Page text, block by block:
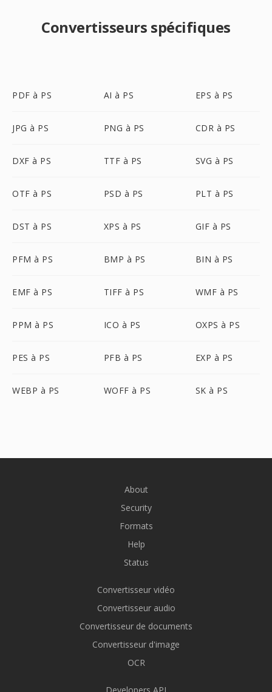
Convertisseurs spécifiques
PDF à PS AI à PS EPS à PS
JPG à PS PNG à PS CDR à PS
DXF à PS TTF à PS SVG à PS
OTF à PS PSD à PS PLT à PS
DST à PS XPS à PS GIF à PS
PFM à PS BMP à PS BIN à PS
EMF à PS TIFF à PS WMF à PS
PPM à PS ICO à PS OXPS à PS
PES à PS PFB à PS EXP à PS
WEBP à PS WOFF à PS SK à PS
About
Security
Formats
Help
Status
Convertisseur vidéo
Convertisseur audio
Convertisseur de documents
Convertisseur d'image
OCR